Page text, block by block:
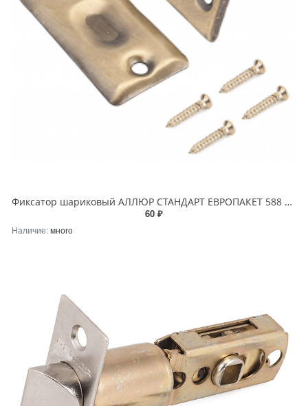
Фиксатор шариковый АЛЛЮР СТАНДАРТ ЕВРОПАКЕТ 588 AB старая бронза
60 ₽
Наличие:много